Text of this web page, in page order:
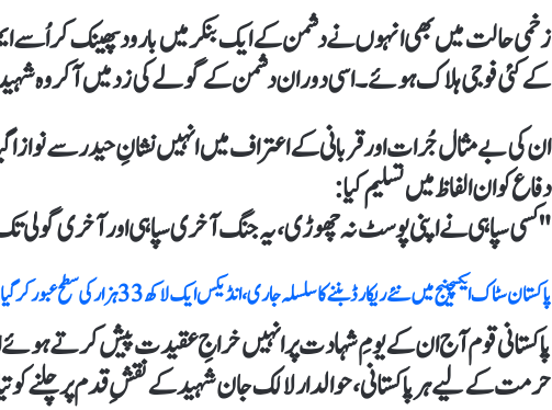
زخمی حالت میں بھی انہوں نے دشمن کے ایک بنکر میں بارود پھینک کر اُسے
کے کئی فوجی ہلاک ہوئے۔ اسی دوران دشمن کے گولے کی زد میں آ کر وہ
ان کی بے مثال جُرات اور قربانی کے اعتراف میں انہیں نشانِ حیدر سے
دفاع کو ان الفاظ میں تسلیم کیا:
"کسی سپاہی نے اپنی پوسٹ نہ چھوڑی، یہ جنگ آخری سپاہی اور آخری گولی
پاکستان سٹاک ایکسچینج میں نئے ریکارڈ بننے کا سلسلہ جاری ، انڈیکس ایک لاکھ 33 ہزار کی سطح عبور کر گیا
پاکستانی قوم آج ان کے یومِ شہادت پر انہیں خراجِ عقیدت پیش کرتے
حرمت کے لیے ہر پاکستانی، حوالدار لالک جان شہید کے نقشِ قدم پر چلنے کو